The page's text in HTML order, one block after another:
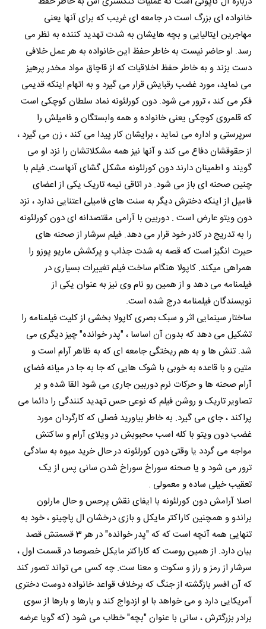
خانواده ای بزرگ است در جامعه ای غریب که برای آنها یعنی
مهاجرین ایتالیایی و بچه هایشان به شدت تهدید کننده به نظر می
رسد. او حاضر نیست به خاطر حفظ این خانواده به هر عمل خلافی
دست بزند و به خاطر حفظ اخلاقیات که از قاچاق مواد مخدر پرهیز
می نماید، مورد غضب رقبایش قرار می گیرد و به اتهام اینکه قدیمی
فکر می کند ، ترور می شود. دون کورلئونه نماد سلطان کوچکی است
که قلمروی کوچکی یعنی خانواده و همه وابستگان و فامیلش را
سرپرستی و اداره می نماید ، برایشان کار پیدا می کند ، زن می گیرد ،
از حقوقشان دفاع می کند و آنها نیز همه مشکلاتشان را نزد او می
گویند و اطمینان دارند دون کورلئونه مشکل گشای آنهاست. فیلم با
چنین صحنه ای باز می شود. در اتاقی نیمه تاریک یکی از اعضای
فامیل از اینکه دخترش دیگر به سنت های فامیلی اعتنایی ندارد ، نزد
دون ویتو عارض است . دوربین با آرامی مقتصدانه ای دون کورلئونه
را به تدریج در کادر خود قرار می دهد. فیلم سرشار از صحنه های
حیرت انگیز است که قصه به شدت جذاب و پرکشش ماریو پوزو را
همراهی میکند. کاپولا هنگام ساخت فیلم تغییرات بسیاری در
فیلمنامه می دهد و از همین رو نام وی نیز به عنوان یکی از
نویسندگان فیلمنامه درج شده است.
ساختار سینمایی اثر و سبک بصری کاپولا بخشی از کلیت فیلمنامه را
تشکیل می دهد که بدون آن اساسا ، "پدر خوانده" چیز دیگری می
شد. تنش ها و به هم ریختگی جامعه ای که به ظاهر آرام است و
متین و با قاعده به خوبی با شوک هایی که جا به جا در میانه فضای
آرام صحنه ها و حرکات نرم دوربین جاری می شود القا شده و بر
تصاویر تاریک و روشن فیلم که نوعی حس تهدید کنندگی را دائما می
پراکند ، جای می گیرد. به خاطر بیاورید فصلی که کارگردان مورد
غضب دون ویتو با کله اسب محبوبش در ویلای آرام و ساکتش
مواجه می گردد یا وقتی دون کورلئونه در حال خرید میوه به سادگی
ترور می شود و یا صحنه سوراخ سوراخ شدن سانی پس از یک
تعقیب خیلی ساده و معمولی .
اصلا آرامش دون کورلئونه با ایفای نقش پرحس و حال مارلون
براندو و همچنین کاراکتر مایکل و بازی درخشان ال پاچینو ، خود به
تنهایی همه آنچه است که که "پدر خوانده" در هر 3 قسمتش قصد
بیان دارد. از همین روست که کاراکتر مایکل خصوصا در قسمت اول ،
سرشار از رمز و راز و سکوت و معنا ست. چه کسی می تواند تصور کند
که آن افسر بازگشته از جنگ که برخلاف قواعد خانواده دوست دختری
آمریکایی دارد و می خواهد با او ازدواج کند و بارها و بارها از سوی
برادر بزرگترش ، سانی با عنوان "بچه" خطاب می شود (که گویا عرضه